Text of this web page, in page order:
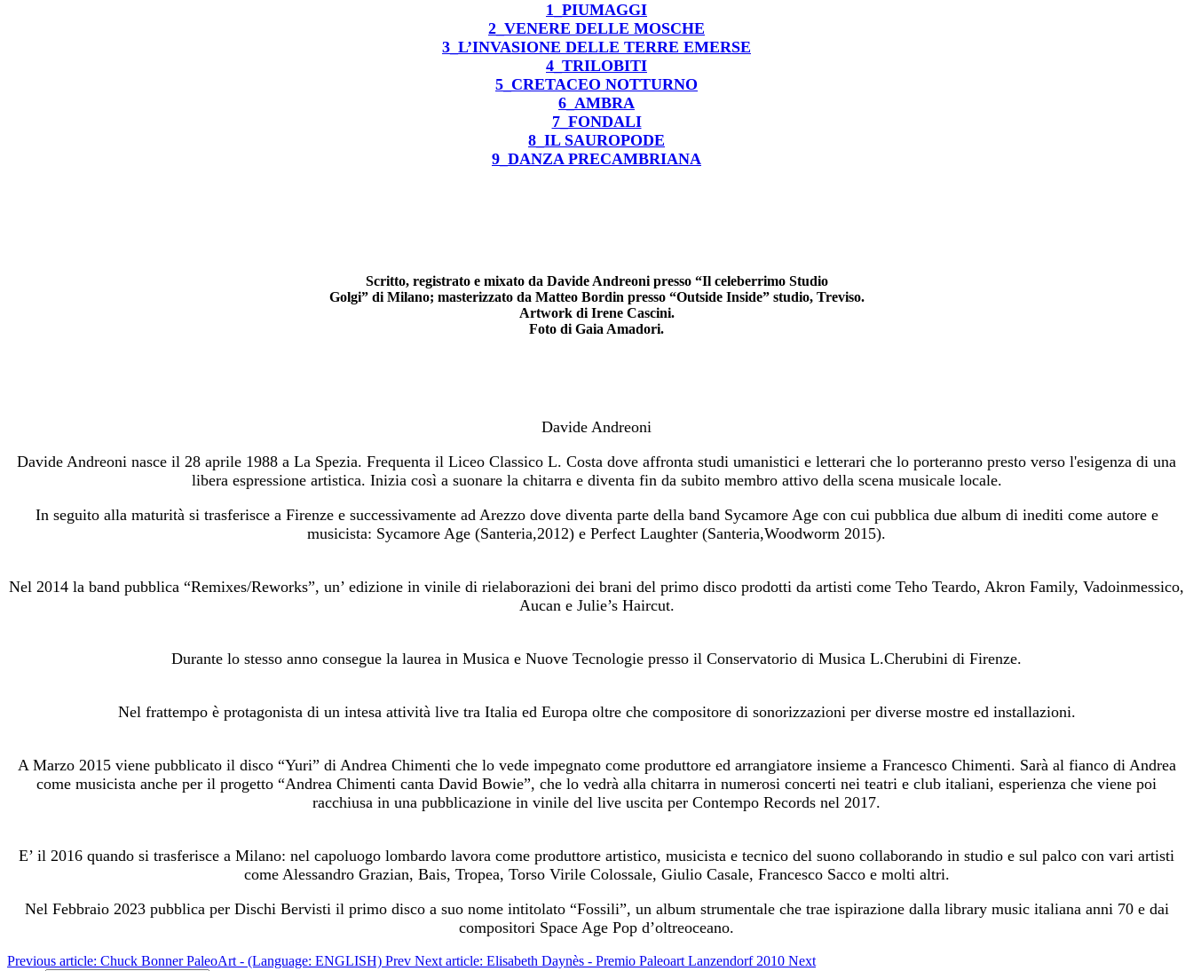
1_PIUMAGGI
2_VENERE DELLE MOSCHE
3_L’INVASIONE DELLE TERRE EMERSE
4_TRILOBITI
5_CRETACEO NOTTURNO
6_AMBRA
7_FONDALI
8_IL SAUROPODE
9_DANZA PRECAMBRIANA
Scritto, registrato e mixato da Davide Andreoni presso “Il celeberrimo Studio
Golgi” di Milano; masterizzato da Matteo Bordin presso “Outside Inside” studio, Treviso.
Artwork di Irene Cascini.
Foto di Gaia Amadori.
Davide Andreoni
Davide Andreoni nasce il 28 aprile 1988 a La Spezia. Frequenta il Liceo Classico L. Costa dove affronta studi umanistici e letterari che lo porteranno presto verso l'esigenza di una
libera espressione artistica. Inizia così a suonare la chitarra e diventa fin da subito membro attivo della scena musicale locale.
In seguito alla maturità si trasferisce a Firenze e successivamente ad Arezzo dove diventa parte della band Sycamore Age con cui pubblica due album di inediti come autore e
musicista: Sycamore Age (Santeria,2012) e Perfect Laughter (Santeria,Woodworm 2015).
Nel 2014 la band pubblica “Remixes/Reworks”, un’ edizione in vinile di rielaborazioni dei brani del primo disco prodotti da artisti come Teho Teardo, Akron Family, Vadoinmessico,
Aucan e Julie’s Haircut.
Durante lo stesso anno consegue la laurea in Musica e Nuove Tecnologie presso il Conservatorio di Musica L.Cherubini di Firenze.
Nel frattempo è protagonista di un intesa attività live tra Italia ed Europa oltre che compositore di sonorizzazioni per diverse mostre ed installazioni.
A Marzo 2015 viene pubblicato il disco “Yuri” di Andrea Chimenti che lo vede impegnato come produttore ed arrangiatore insieme a Francesco Chimenti. Sarà al fianco di Andrea
come musicista anche per il progetto “Andrea Chimenti canta David Bowie”, che lo vedrà alla chitarra in numerosi concerti nei teatri e club italiani, esperienza che viene poi
racchiusa in una pubblicazione in vinile del live uscita per Contempo Records nel 2017.
E’ il 2016 quando si trasferisce a Milano: nel capoluogo lombardo lavora come produttore artistico, musicista e tecnico del suono collaborando in studio e sul palco con vari artisti
come Alessandro Grazian, Bais, Tropea, Torso Virile Colossale, Giulio Casale, Francesco Sacco e molti altri.
Nel Febbraio 2023 pubblica per Dischi Bervisti il primo disco a suo nome intitolato “Fossili”, un album strumentale che trae ispirazione dalla library music italiana anni 70 e dai
compositori Space Age Pop d’oltreoceano.
Previous article: Chuck Bonner PaleoArt - (Language: ENGLISH) Prev Next article: Elisabeth Daynès - Premio Paleoart Lanzendorf 2010 Next